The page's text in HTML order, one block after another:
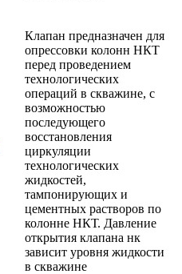
Клапан предназначен для
опрессовки колонн НКТ
перед проведением
технологических
операций в скважине, с
возможностью
последующего
восстановления
циркуляции
технологических
жидкостей,
тампонирующих и
цементных растворов по
колонне НКТ. Давление
открытия клапана нк
зависит уровня жидкости
в скважине